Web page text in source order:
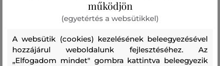
71 390 Ft
Elérhető méretek:
M, L, XL, XXL
működjön
(egyetértés a websütikkel)
A websütik (cookies) kezelésének beleegyezésével
hozzájárul weboldalunk fejlesztéséhez. Az
„Elfogadom mindet" gombra kattintva beleegyezik